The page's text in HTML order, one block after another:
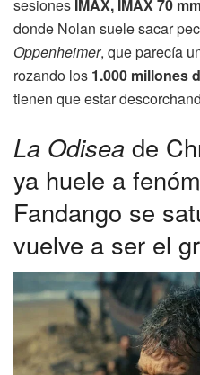
sesiones IMAX, IMAX 70
donde Nolan suele sacar
Oppenheimer, que parecía
rozando los 1.000 millones
tienen que estar
La Odisea de
ya huele a
Fandango se
vuelve a ser el